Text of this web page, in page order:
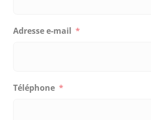
Adresse e-mail *
Téléphone *